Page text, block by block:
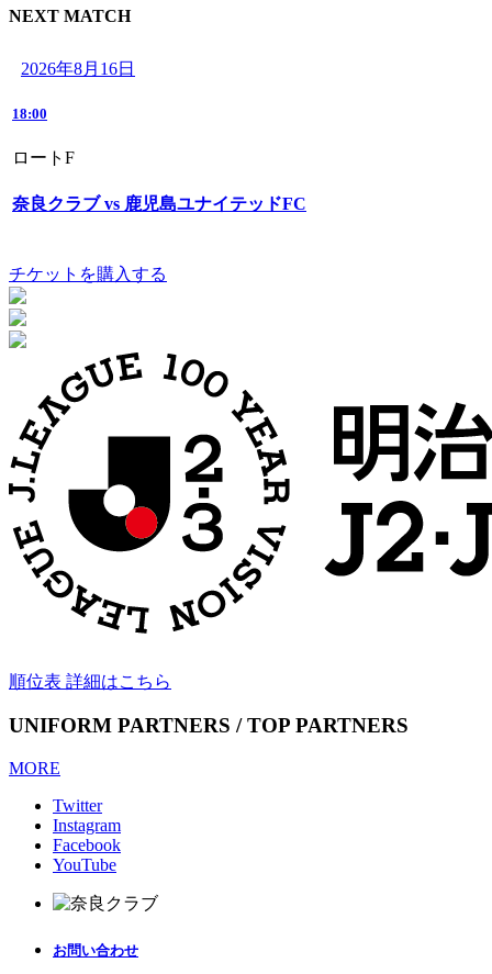
NEXT MATCH
2026年8月16日
18:00
ロートF
奈良クラブ vs 鹿児島ユナイテッドFC
チケットを購入する
順位表 詳細はこちら
UNIFORM PARTNERS / TOP PARTNERS
MORE
Twitter
Instagram
Facebook
YouTube
お問い合わせ